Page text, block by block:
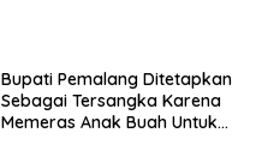
Bupati Pemalang Ditetapkan
Sebagai Tersangka Karena
Memeras Anak Buah Untuk